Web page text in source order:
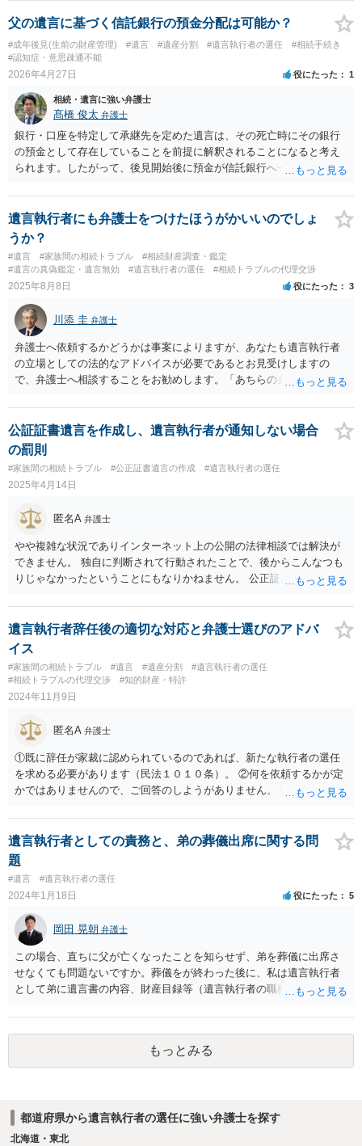
父の遺言に基づく信託銀行の預金分配は可能か？
#成年後見(生前の財産管理) #遺言 #遺産分割 #遺言執行者の選任
#相続手続き
#認知症・意思疎通不能
2026年4月27日 役にたった 1
相続・遺言に強い弁護士
髙橋 俊太 弁護士
銀行・口座を特定して承継先を定めた遺言は、その死亡時にその銀行
の預金として存在していることを前提に解釈されることになると考え
られます。したがって、後見開始後に預金が信託銀行へ一本化される
のまま機械的に執行できるとは限らないでしょう。 他方で、遺言全体
の趣旨から「各銀行口座そのもの」ではなく「当時その口座に対応す
る財産の帰属先を分けたかった」と読める場合は、信託移行前残高を
基準に実質的に配分する余地を主張すること自体はあり得ると思いま
すが、これは解釈問題であり、相続人間の争いが生じ得るところで
す。
遺言執行者にも弁護士をつけたほうがかいいのでしょ
うか？
#遺言 #家族間の相続トラブル
#相続財産調査・鑑定
#遺言の真偽鑑定・遺言無効
#遺言執行者の選任 #相続トラブルの代理交渉
2025年8月8日 役にたった 3
川添 圭 弁護士
弁護士へ依頼するかどうかは事案によりますが、あなたも遺言執行者
の立場としての法的なアドバイスが必要であるとお見受けしますの
で、弁護士へ相談することをお勧めします。「あちらの弁護士」（元
誘導しかしてこないと思います。
公証証書遺言を作成し、遺言執行者が通知しない場合
の罰則
#家族間の相続トラブル #公正証書遺言の作成 #遺言執行者の選任
2025年4月14日
匿名A 弁護士
やや複雑な状況でありインターネット上の公開の法律相談では解決が
できません。 独自に判断されて行動されたことで、後からこんなつも
りじゃなかったということにもなりかねません。 公正証書遺言の作成
与した上でなるべくご希望に沿うように進めてもらってください。
遺言執行者辞任後の適切な対応と弁護士選びのアドバ
イス
#家族間の相続トラブル #遺言 #遺産分割
#遺言執行者の選任
#相続トラブルの代理交渉
#知的財産・特許
2024年11月9日
匿名A 弁護士
①既に辞任が家裁に認められているのであれば、新たな執行者の選任
を求める必要があります（民法１０１０条）。 ②何を依頼するかが定
かではありませんので、ご回答のしようがありません。 ③弁護士から
０２０条・民法６５５条）ですので、お返事を想定しているものでは
ありません。 ④ご自身と委任関係などがあったのではないでしょう
か？ 典型的な利益相反のケースだと思われます（研修などでよく注意
喚起されている事案）。対応に関しては、辞任するほかないです。
遺言執行者としての責務と、弟の葬儀出席に関する問
題
#遺言 #遺言執行者の選任
2024年1月18日 役にたった 5
岡田 晃朝 弁護士
この場合、直ちに父が亡くなったことを知らせず、弟を葬儀に出席さ
せなくても問題ないですか。葬儀をが終わった後に、私は遺言執行者
として弟に遺言書の内容、財産目録等（遺言執行者の職務）を知らせ
るかは喪主の自由です。 呼ばなくてもかまいません。 そもそも、そう
いう法律関係にありません。 遺言の内容と遺産の総額の通知、公正証
書でない場合は遺言の検認については、執行者に通知義務があるの
で、対応しましょう。 そのあとは遺留分の請求などがあればそれへの
もっとみる
都道府県から遺言執行者の選任に強い弁護士を探す
北海道・東北